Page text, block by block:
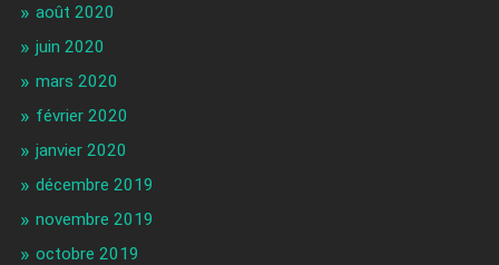
août 2020
juin 2020
mars 2020
février 2020
janvier 2020
décembre 2019
novembre 2019
octobre 2019